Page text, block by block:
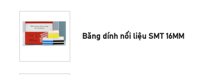
Băng dính nối liệu SMT 16MM